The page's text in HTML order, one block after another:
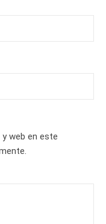
web en este